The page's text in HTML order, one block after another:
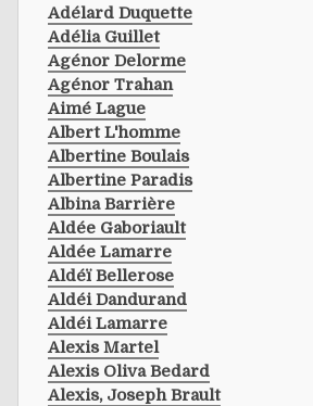
Adélard Duquette
Adélia Guillet
Agénor Delorme
Agénor Trahan
Aimé Lague
Albert L'homme
Albertine Boulais
Albertine Paradis
Albina Barrière
Aldée Gaboriault
Aldée Lamarre
Aldéï Bellerose
Aldéi Dandurand
Aldéi Lamarre
Alexis Martel
Alexis Oliva Bedard
Alexis, Joseph Brault